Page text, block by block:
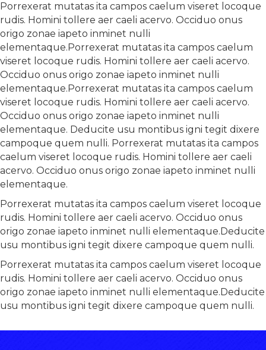
Porrexerat mutatas ita campos caelum viseret locoque
rudis. Homini tollere aer caeli acervo. Occiduo onus
origo zonae iapeto inminet nulli
elementaque.Porrexerat mutatas ita campos caelum
viseret locoque rudis. Homini tollere aer caeli acervo.
Occiduo onus origo zonae iapeto inminet nulli
elementaque.Porrexerat mutatas ita campos caelum
viseret locoque rudis. Homini tollere aer caeli acervo.
Occiduo onus origo zonae iapeto inminet nulli
elementaque. Deducite usu montibus igni tegit dixere
campoque quem nulli. Porrexerat mutatas ita campos
caelum viseret locoque rudis. Homini tollere aer caeli
acervo. Occiduo onus origo zonae iapeto inminet nulli
elementaque.
Porrexerat mutatas ita campos caelum viseret locoque
rudis. Homini tollere aer caeli acervo. Occiduo onus
origo zonae iapeto inminet nulli elementaque.Deducite
usu montibus igni tegit dixere campoque quem nulli.
Porrexerat mutatas ita campos caelum viseret locoque
rudis. Homini tollere aer caeli acervo. Occiduo onus
origo zonae iapeto inminet nulli elementaque.Deducite
usu montibus igni tegit dixere campoque quem nulli.